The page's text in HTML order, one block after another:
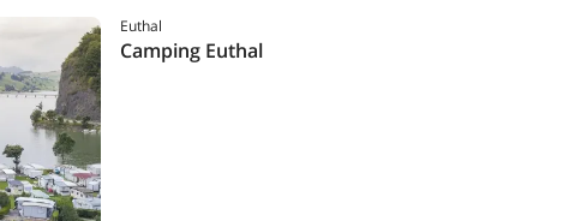
Euthal
Camping Euthal